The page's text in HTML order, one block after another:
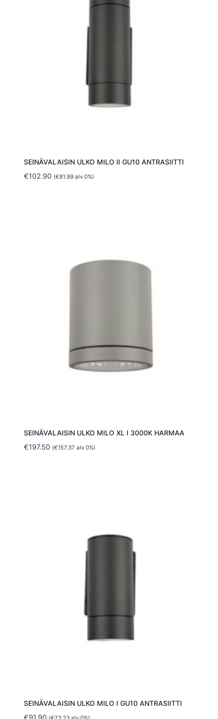
SEINÄVALAISIN ULKO MILO II GU10 ANTRASIITTI
€102.90 (€81.99alv 0%)
SEINÄVALAISIN ULKO MILO XL I 3000K HARMAA
€197.50 (€157.37 alv 0%)
SEINÄVALAISIN ULKO MILO I GU10 ANTRASIITTI